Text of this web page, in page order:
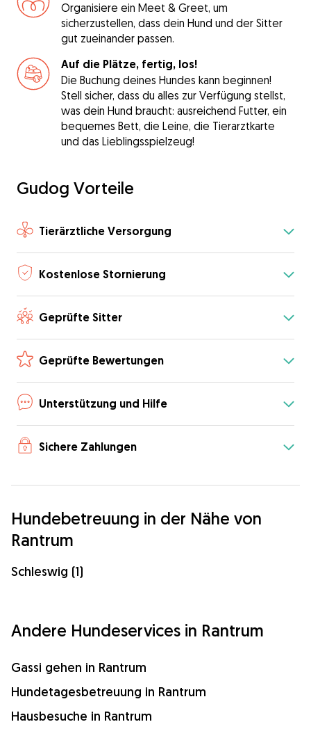
Organisiere ein Meet & Greet, um
sicherzustellen, dass dein Hund und der Sitter
gut zueinander passen.
Auf die Plätze, fertig, los!
Die Buchung deines Hundes kann beginnen!
Stell sicher, dass du alles zur Verfügung stellst,
was dein Hund braucht: ausreichend Futter, ein
bequemes Bett, die Leine, die Tierarztkarte
und das Lieblingsspielzeug!
Gudog Vorteile
Tierärztliche Versorgung
Kostenlose Stornierung
Geprüfte Sitter
Geprüfte Bewertungen
Unterstützung und Hilfe
Sichere Zahlungen
Hundebetreuung in der Nähe von
Rantrum
Schleswig (1)
Andere Hundeservices in Rantrum
Gassi gehen in Rantrum
Hundetagesbetreuung in Rantrum
Hausbesuche in Rantrum